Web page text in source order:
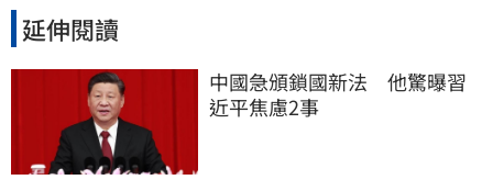
延伸閱讀
中國急頒鎖國新法　他驚曝習
近平焦慮2事